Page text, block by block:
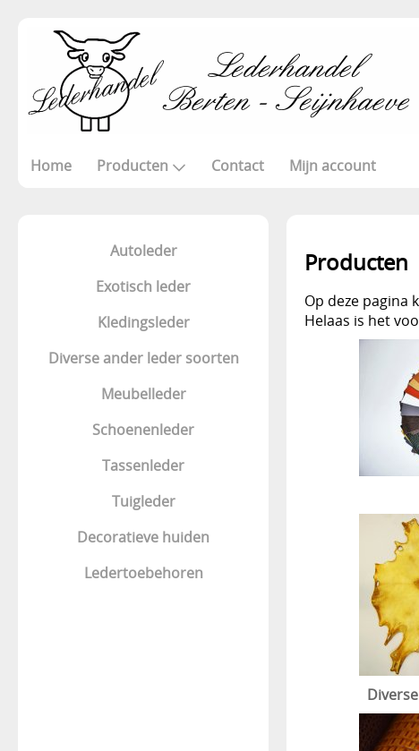
Home Producten Contact Mijn account
Autoleder
Exotisch leder
Kledingsleder
Diverse ander leder soorten
Meubelleder
Schoenenleder
Tassenleder
Tuigleder
Decoratieve huiden
Ledertoebehoren
Producten
Op deze pagina
Helaas is het